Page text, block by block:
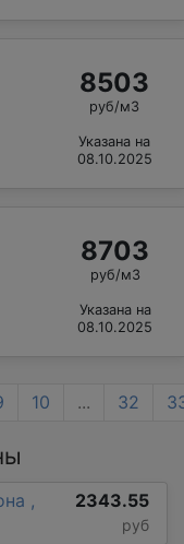
8503
руб/м3
Указана на
08.10.2025
8703
руб/м3
Указана на
08.10.2025
10 ... 32
,
2343.55
руб